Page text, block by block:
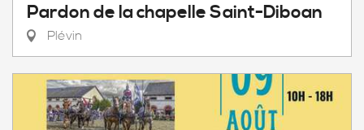
Pardon de la chapelle Saint-Diboan
Plévin